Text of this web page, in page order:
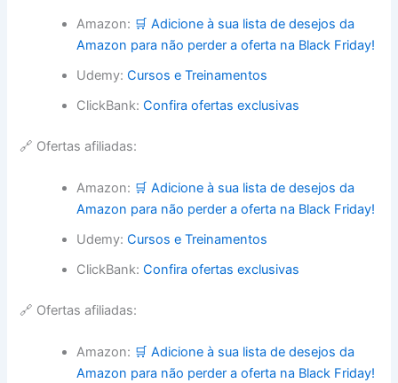
Amazon: 🛒 Adicione à sua lista de desejos da
Amazon para não perder a oferta na Black Friday!
Udemy:Cursos e Treinamentos
ClickBank:Confira ofertas exclusivas
🔗 Ofertas afiliadas:
Amazon: 🛒 Adicione à sua lista de desejos da
Amazon para não perder a oferta na Black Friday!
Udemy:Cursos e Treinamentos
ClickBank:Confira ofertas exclusivas
🔗 Ofertas afiliadas:
Amazon: 🛒 Adicione à sua lista de desejos da
Amazon para não perder a oferta na Black Friday!